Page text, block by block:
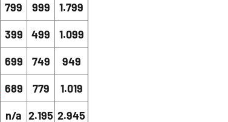
799 999 1.799
399 499 1.099
699 749 949
689 779 1.019
n/a 2.195 2.945